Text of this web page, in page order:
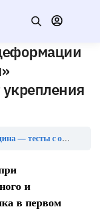
укрепления
Физическая и реабилитационная медицина — тесты с ответами
и
в первом